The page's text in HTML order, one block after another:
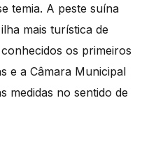
temia. A peste suína
mais turística de
os primeiros
e a Câmara Municipal
medidas no sentido de